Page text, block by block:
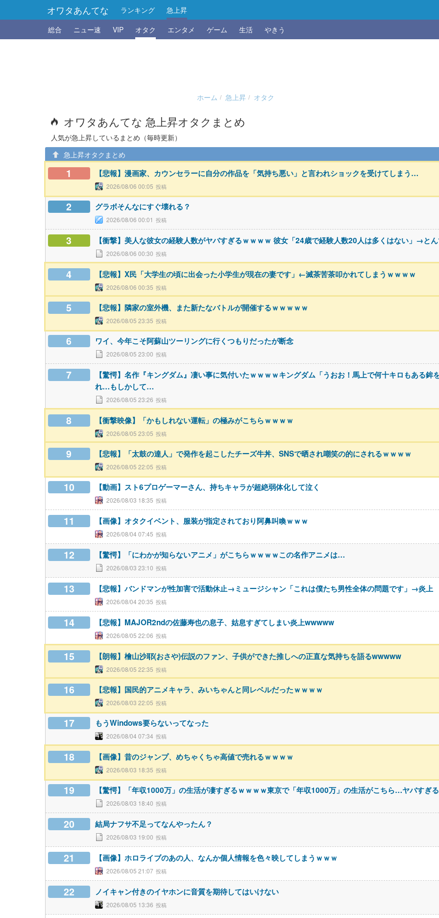
オワタあんてな ランキング
急上昇
総合
ニュー速 VIP オタク エンタメ ゲーム 生活 やきう
ホーム 急上昇 オタク
オワタあんてな 急上昇オタクまとめ
人気が急上昇しているまとめ（毎時更新）
急上昇オタクまとめ
1 【悲報】漫画家、カウンセラーに自分の作品を「気持ち悪い」と言われショックを受けてしまう…
2026/08/06 00:05
2 グラボそんなにすぐ壊れる？
2026/08/06 00:01
3 【衝撃】美人な彼女の経験人数がヤバすぎるｗｗｗｗ 彼女「24歳で経験人数20人は多くはない」→
2026/08/06 00:30
4 【悲報】X民「大学生の頃に出会った小学生が現在の妻です」←滅茶苦茶叩かれてしまうｗｗｗｗ
2026/08/06 00:35
5 【悲報】隣家の室外機、また新たなバトルが開催するｗｗｗｗｗ
2026/08/05 23:35
6 ワイ、今年こそ阿蘇山ツーリングに行くつもりだったが断念
2026/08/05 23:00
7
【驚愕】名作『キングダム』凄い事に気付いたｗｗｗｗキングダム「うおお！馬上で何十キロもある
れ…もしかして…
2026/08/05 23:26
8 【衝撃映像】「かもしれない運転」の極みがこちらｗｗｗｗ
2026/08/05 23:05
9 【悲報】「太鼓の達人」で発作を起こしたチーズ牛丼、SNSで晒され嘲笑の的にされるｗｗｗｗ
2026/08/05 22:05
10 【動画】スト6プロゲーマーさん、持ちキャラが超絶弱体化して泣く
2026/08/03 18:35
11 【画像】オタクイベント、服装が指定されており阿鼻叫喚ｗｗｗ
2026/08/04 07:45
12 【驚愕】「にわかが知らないアニメ」がこちらｗｗｗｗこの名作アニメは…
2026/08/03 23:10
13 【悲報】バンドマンが性加害で活動休止→ミュージシャン「これは僕たち男性全体の問題です」→炎上
2026/08/04 20:35
14 【悲報】MAJOR2ndの佐藤寿也の息子、姑息すぎてしまい炎上wwwww
2026/08/05 22:06
15 【朗報】檜山沙耶(おさや)伝説のファン、子供ができた推しへの正直な気持ちを語るwwwww
2026/08/05 22:35
16 【悲報】国民的アニメキャラ、みいちゃんと同レベルだったｗｗｗｗ
2026/08/03 22:05
17 もうWindows要らないってなった
2026/08/04 07:34
18 【画像】昔のジャンプ、めちゃくちゃ高値で売れるｗｗｗｗ
2026/08/03 18:35
19 【驚愕】「年収1000万」の生活が凄すぎるｗｗｗｗ東京で「年収1000万」の生活がこちら…ヤバすぎ
2026/08/03 18:40
20 結局ナフサ不足ってなんやったん？
2026/08/03 19:00
21 【画像】ホロライブのあの人、なんか個人情報を色々映してしまうｗｗｗ
2026/08/05 21:07
22 ノイキャン付きのイヤホンに音質を期待してはいけない
2026/08/05 13:36